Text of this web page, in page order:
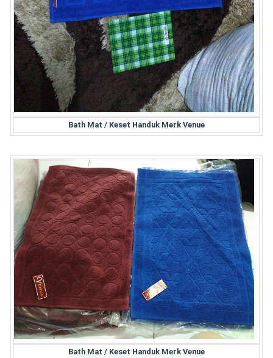
Bath Mat / Keset Handuk Merk Venue
Bath Mat / Keset Handuk Merk Venue